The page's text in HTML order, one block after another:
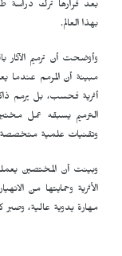
بعد قرارها ترك دراسة
بهذا العالم.
وأوضحت أن ترميم
مبينة أن المرمم عندما
أثرية فحسب، بل يرمم
الترميم يسبقه عمل
وتقنيات علمية
وبينت أن المختصين
الأثرية وحمايتها من
مهارة يدوية عالية، وصبر